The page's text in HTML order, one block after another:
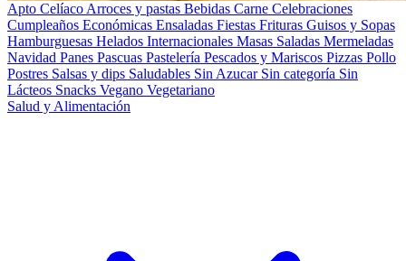
Apto Celíaco Arroces y pastas Bebidas Carne Celebraciones
Cumpleaños Económicas Ensaladas Fiestas Frituras Guisos y Sopas
Hamburguesas Helados Internacionales Masas Saladas Mermeladas
Navidad Panes Pascuas Pastelería Pescados y Mariscos Pizzas Pollo
Postres Salsas y dips Saludables Sin Azucar Sin categoría Sin
Lácteos Snacks Vegano Vegetariano
Salud y Alimentación